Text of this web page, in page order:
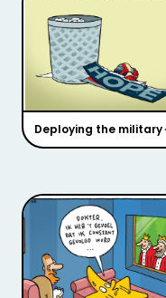
Deploying the military